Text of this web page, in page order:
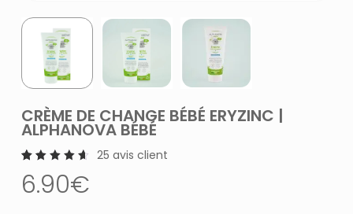
CRÈME DE CHANGE BÉBÉ ERYZINC |
ALPHANOVA BÉBÉ
4.72
sur 5
25 avis client
6.90€